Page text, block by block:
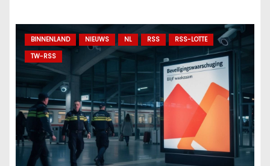
BINNENLAND NIEUWS NL RSS
RSS-LOTTE
TW-RSS